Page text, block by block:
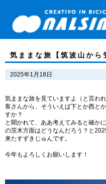
気ままな旅【筑波山から
2025年1月18日
気ままな旅を見ていますよ（と言わ
客さんから、そういえば下とか西と
すか？
と聞かれて、ああ考えてみると確か
の茨木方面はどうなんだろう？と
来たすずきじゅんです。
今年もよろしくお願いします！